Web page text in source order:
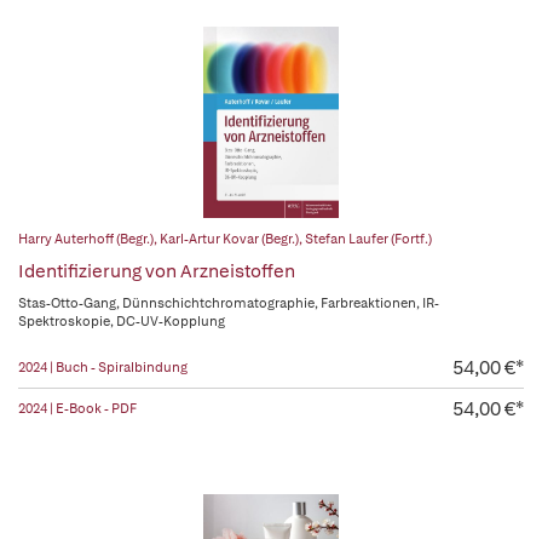
Harry Auterhoff (Begr.), Karl-Artur Kovar (Begr.),Stefan Laufer (Fortf.)
Identifizierung von Arzneistoffen
Stas-Otto-Gang, Dünnschichtchromatographie, Farbreaktionen, IR-
Spektroskopie, DC-UV-Kopplung
2024 | Buch - Spiralbindung 54,00 €*
2024 | E-Book - PDF 54,00 €*